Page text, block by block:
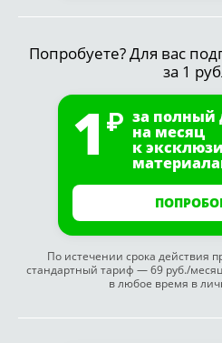
Попробуете? Для вас
за 1
1 за полный
на месяц
к
По истечении срока действия
стандартный тариф — 69 руб./
в любое время в